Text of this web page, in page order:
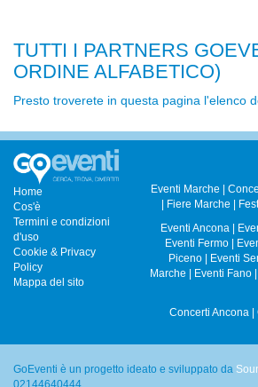
TUTTI I PARTNERS
ORDINE ALFABETICO)
Presto troverete in questa pagina l'elenco
Home
Cos'è
Termini e condizioni
d'uso
Cookie & Privacy
Policy
Mappa del sito
Eventi Marche |
| Fiere Marche |
Eventi Ancona|
Eventi Fermo|
Piceno| Eventi
Marche | Eventi Fano|
Concerti Ancona|
GoEventi è un progetto ideato e sviluppato da
02144640444